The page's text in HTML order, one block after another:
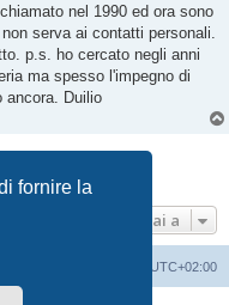
fornire la
nel 1990 ed ora sono
serva ai contatti personali.
p.s. ho cercato negli anni
ma spesso l'impegno di
ancora. Duilio
1 di1
Vai a
UTC+02:00